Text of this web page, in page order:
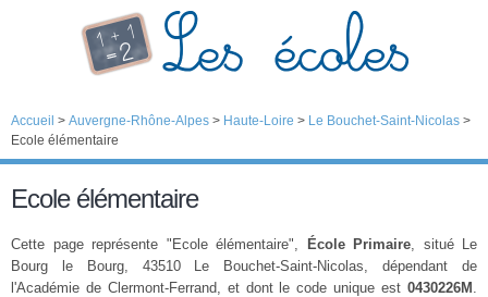
Accueil > Auvergne-Rhône-Alpes > Haute-Loire > Le Bouchet-Saint-Nicolas >
Ecole élémentaire
Ecole élémentaire
Cette page représente "Ecole élémentaire", École Primaire, situé Le
Bourg le Bourg, 43510 Le Bouchet-Saint-Nicolas, dépendant de
l'Académie de Clermont-Ferrand, et dont le code unique est 0430226M .